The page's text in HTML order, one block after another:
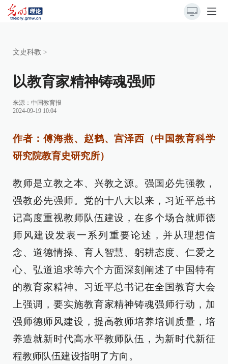
文史科教 >
以教育家精神铸魂强师
来源： 中国教育报
2024-09-19 10:04
作者：傅海燕、赵鹤、宫泽西（中国教育科学
研究院教育史研究所）
教师是立教之本、兴教之源。强国必先强教，
强教必先强师。党的十八大以来，习近平总书
记高度重视教师队伍建设，在多个场合就师德
师风建设发表一系列重要论述，并从理想信
念、道德情操、育人智慧、躬耕态度、仁爱之
心、弘道追求等六个方面深刻阐述了中国特有
的教育家精神。习近平总书记在全国教育大会
上强调，要实施教育家精神铸魂强师行动，加
强师德师风建设，提高教师培养培训质量，培
养造就新时代高水平教师队伍，为新时代新征
程教师队伍建设指明了方向。